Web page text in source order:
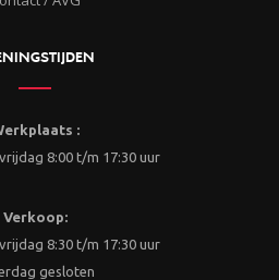
:
8:00 t/m 17:30 uur
Verkoop:
8:30 t/m 17:30 uur
gesloten